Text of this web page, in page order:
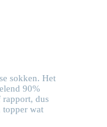
sokken. Het
90%
rapport, dus
topper wat